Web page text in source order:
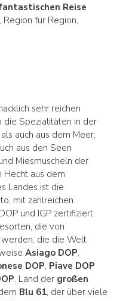
Reise
für Region,
sehr reichen
die Spezialitäten in der
auch aus dem Meer,
aus den Seen
Miesmuscheln der
Hecht aus dem
Landes ist die
mit zahlreichen
und IGP zertifiziert
die von
die die Welt
Asiago DOP,
DOP, Piave DOP
. Land der großen
Blu 61, der über viele